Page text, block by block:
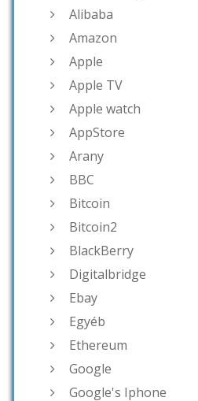
Alibaba
Amazon
Apple
Apple TV
Apple watch
AppStore
Arany
BBC
Bitcoin
Bitcoin2
BlackBerry
Digitalbridge
Ebay
Egyéb
Ethereum
Google
Google's Iphone